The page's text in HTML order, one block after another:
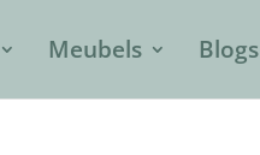
Meubels Blogs